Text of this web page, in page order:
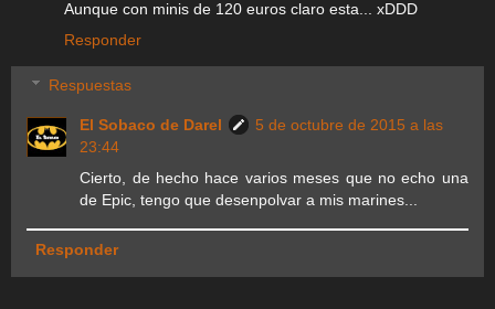
Aunque con minis de 120 euros claro esta... xDDD
Responder
Respuestas
El Sobaco de Darel
5 de octubre de 2015 a las
23:44
Cierto, de hecho hace varios meses que no echo una
de Epic, tengo que desenpolvar a mis marines...
Responder